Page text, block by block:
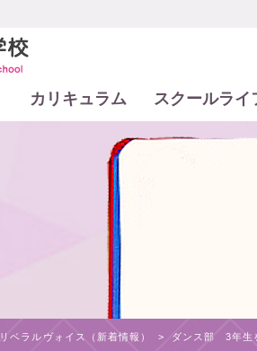
カリキュラム スクールライ
リベラルヴォイス（新着情報） > ダンス部 3年生